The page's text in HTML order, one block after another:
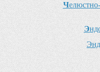
Ч
Э
Э